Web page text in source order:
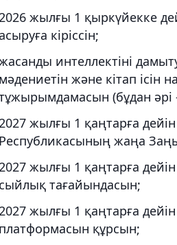
2026 жылғы 1 қыркүйекке
кіріссін;
интеллектіні
мәдениетін және кітап ісін
(бұдан әрі
2027 жылғы 1 қаңтарға
Республикасының жаңа
2027 жылғы 1 қаңтарға
сыйлық тағайындасын;
2027 жылғы 1 қаңтарға
платформасын құрсын;